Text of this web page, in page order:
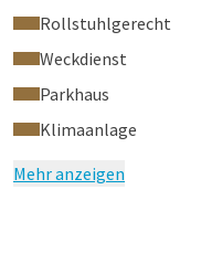
Rollstuhlgerecht
Weckdienst
Parkhaus
Klimaanlage
Mehr anzeigen